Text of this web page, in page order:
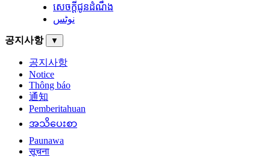
សេចក្តីជូនដំណឹង
نوٹس
공지사항 ▼
공지사항
Notice
Thông báo
通知
Pemberitahuan
အသိပေးစာ
Paunawa
सूचना